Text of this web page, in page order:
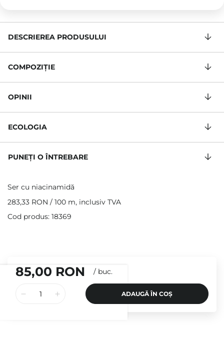
85,00 RON / buc.
ADAUGĂ ÎN COȘ
DESCRIEREA PRODUSULUI
COMPOZIŢIE
OPINII
ECOLOGIA
PUNEȚI O ÎNTREBARE
Ser cu niacinamidă
283,33 RON / 100 m, inclusiv TVA
Cod produs: 18369